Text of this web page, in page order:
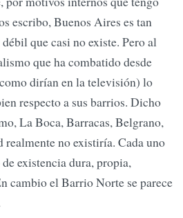
escribo, Buenos Aires es tan
que casi no existe. Pero al
que ha combatido desde
dirían en la televisión) lo
respecto a sus barrios. Dicho
La Boca, Barracas, Belgrano,
realmente no existiría. Cada uno
existencia dura, propia,
cambio el Barrio Norte se parece